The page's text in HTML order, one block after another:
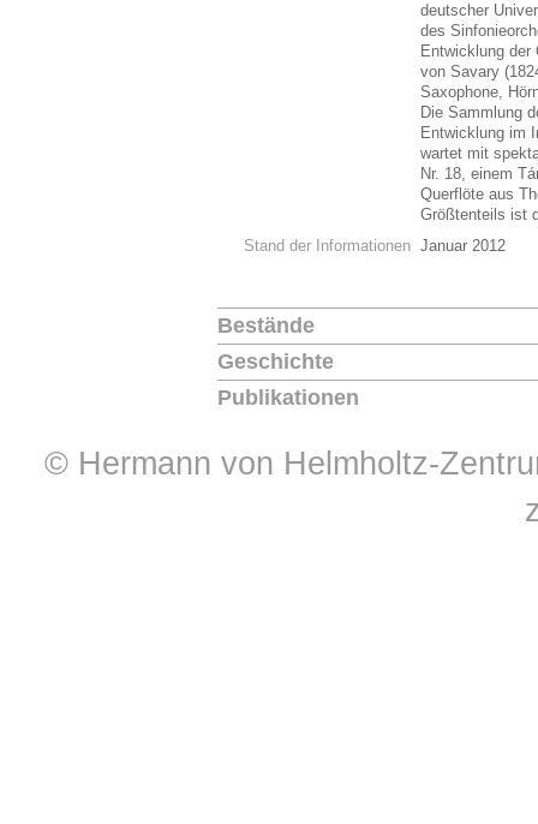
deutscher
des
Entwicklung der
von Savary
Saxophone,
Die Sammlung
Entwicklung im
wartet mit
Nr. 18, einem
Querflöte aus
Größtenteils ist
Stand der Informationen Januar 2012
Bestände
Geschichte
Publikationen
© Hermann von Helmholtz-